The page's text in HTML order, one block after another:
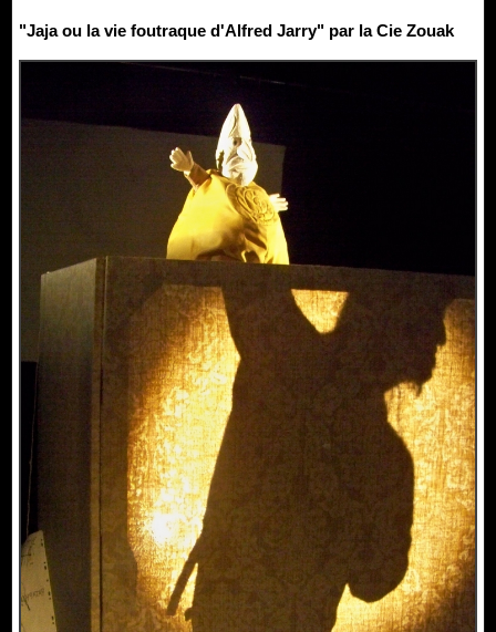
"Jaja ou la vie foutraque d'Alfred Jarry" par la Cie Zouak